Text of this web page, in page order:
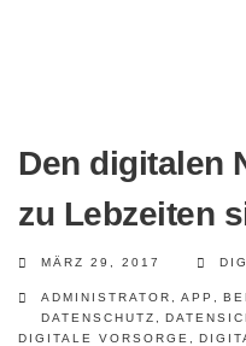
Das digitale Testament
Geräteanalyse und
Den digitalen
zu Lebzeiten
MÄRZ 29, 2017
ADMINISTRATOR APP
DATENSCHUTZ
DIGITALE VORSORGE